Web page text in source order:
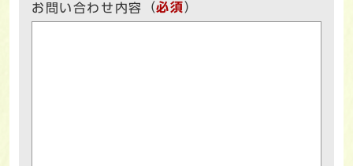
お問い合わせ内容 （必須）